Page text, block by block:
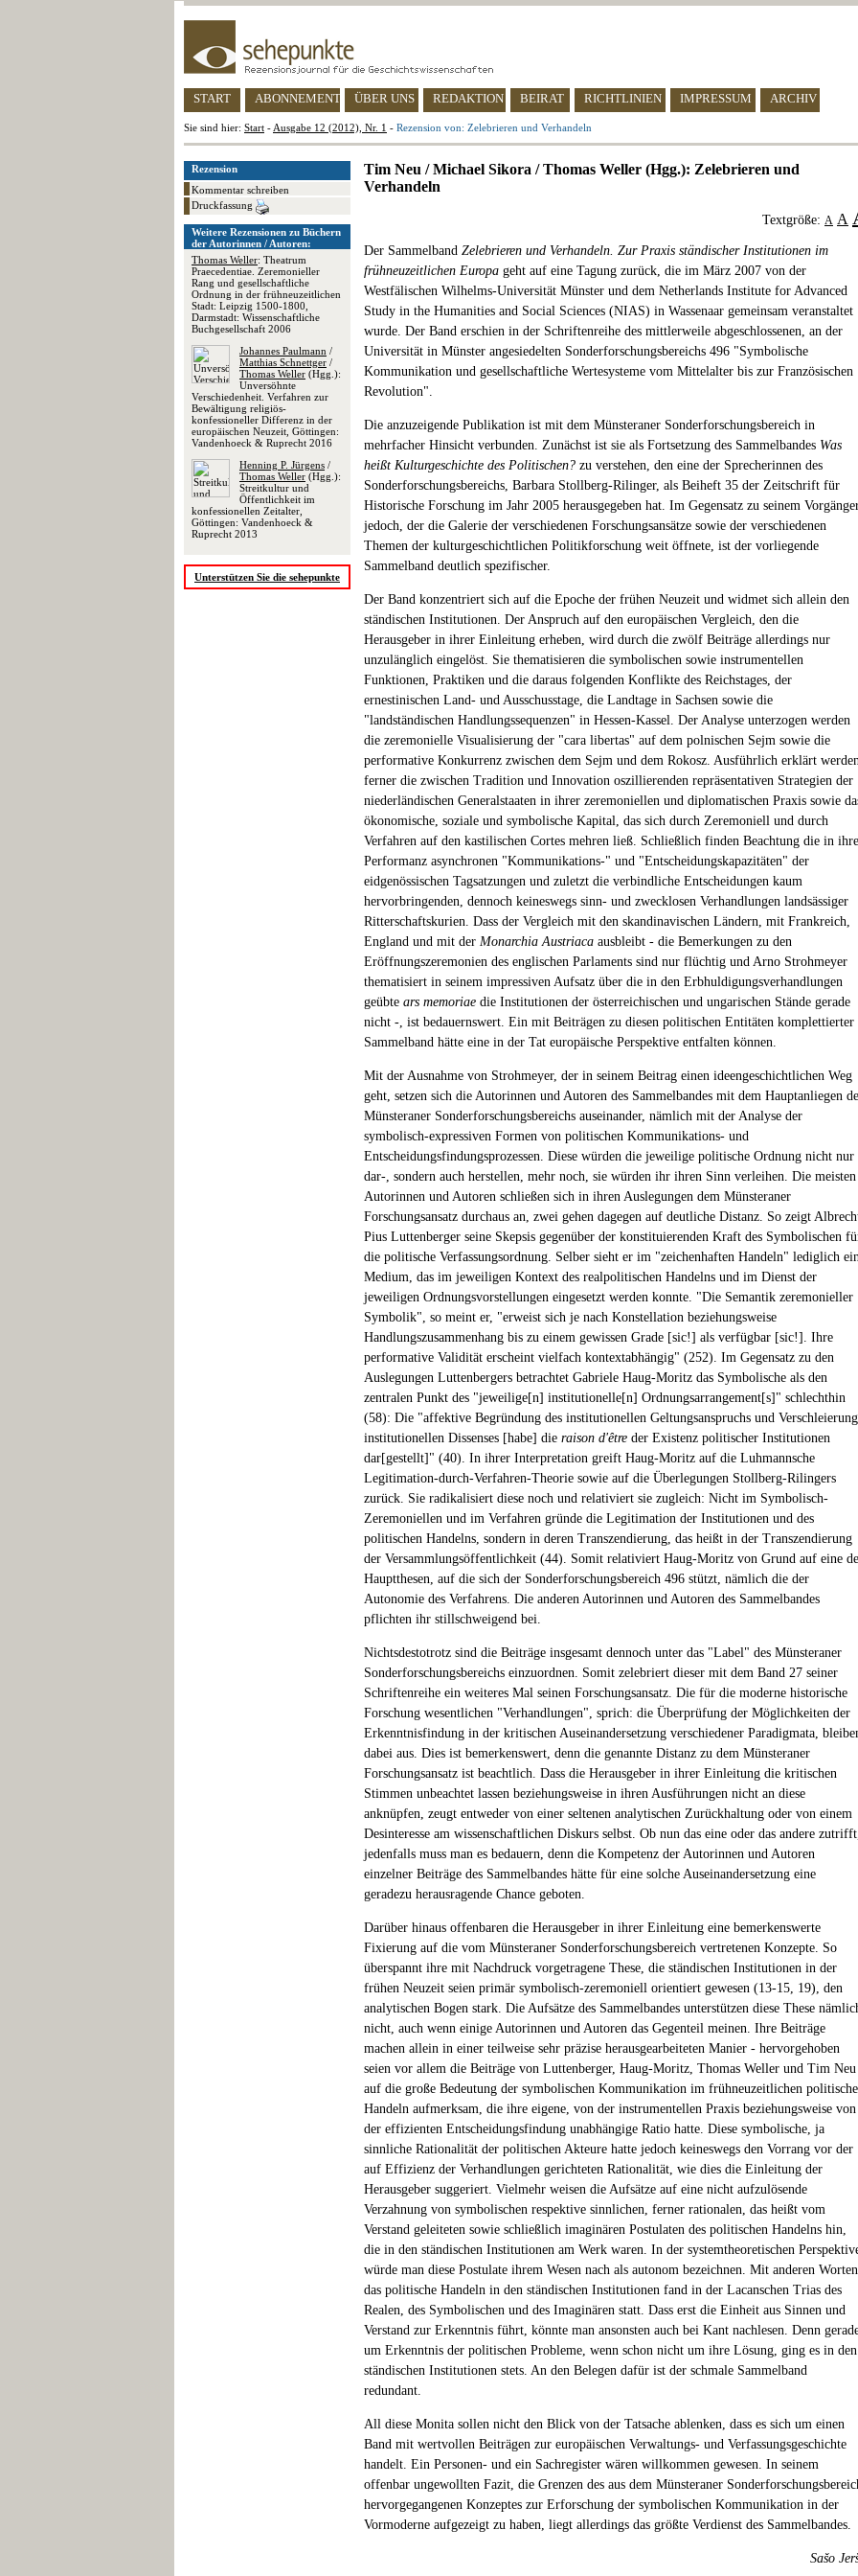
START ABONNEMENT ÜBER UNS REDAKTION BEIRAT RICHTLINIEN IMPRESSUM ARCHIV
Sie sind hier: Start - Ausgabe 12 (2012), Nr. 1 - Rezension von: Zelebrieren und Verhandeln
Rezension
Kommentar schreiben
Druckfassung
Weitere Rezensionen zu Büchern
der Autorinnen / Autoren:
Thomas Weller: Theatrum
Praecedentiae. Zeremonieller
Rang und gesellschaftliche
Ordnung in der frühneuzeitlichen
Stadt: Leipzig 1500-1800,
Darmstadt: Wissenschaftliche
Buchgesellschaft 2006
Johannes Paulmann /
Matthias Schnettger /
Thomas Weller (Hgg.):
Unversöhnte
Verschiedenheit. Verfahren zur
Bewältigung religiös-
konfessioneller Differenz in der
europäischen Neuzeit, Göttingen:
Vandenhoeck & Ruprecht 2016
Henning P. Jürgens /
Thomas Weller (Hgg.):
Streitkultur und
Öffentlichkeit im
konfessionellen Zeitalter,
Göttingen: Vandenhoeck &
Ruprecht 2013
Unterstützen Sie die sehepunkte
Tim Neu / Michael Sikora / Thomas Weller (Hgg.): Zelebrieren und
Verhandeln
Textgröße: A A
Der Sammelband Zelebrieren und Verhandeln. Zur Praxis ständischer Institutionen im
frühneuzeitlichen Europa geht auf eine Tagung zurück, die im März 2007 von der
Westfälischen Wilhelms-Universität Münster und dem Netherlands Institute for Advanced
Study in the Humanities and Social Sciences (NIAS) in Wassenaar gemeinsam veranstaltet
wurde. Der Band erschien in der Schriftenreihe des mittlerweile abgeschlossenen, an der
Universität in Münster angesiedelten Sonderforschungsbereichs 496 "Symbolische
Kommunikation und gesellschaftliche Wertesysteme vom Mittelalter bis zur Französischen
Revolution".
Die anzuzeigende Publikation ist mit dem Münsteraner Sonderforschungsbereich in
mehrfacher Hinsicht verbunden. Zunächst ist sie als Fortsetzung des Sammelbandes Was
heißt Kulturgeschichte des Politischen? zu verstehen, den eine der Sprecherinnen des
Sonderforschungsbereichs, Barbara Stollberg-Rilinger, als Beiheft 35 der Zeitschrift für
Historische Forschung im Jahr 2005 herausgegeben hat. Im Gegensatz zu seinem
jedoch, der die Galerie der verschiedenen Forschungsansätze sowie der verschiedenen
Themen der kulturgeschichtlichen Politikforschung weit öffnete, ist der vorliegende
Sammelband deutlich spezifischer.
Der Band konzentriert sich auf die Epoche der frühen Neuzeit und widmet sich allein den
ständischen Institutionen. Der Anspruch auf den europäischen Vergleich, den die
Herausgeber in ihrer Einleitung erheben, wird durch die zwölf Beiträge allerdings nur
unzulänglich eingelöst. Sie thematisieren die symbolischen sowie instrumentellen
Funktionen, Praktiken und die daraus folgenden Konflikte des Reichstages, der
ernestinischen Land- und Ausschusstage, die Landtage in Sachsen sowie die
"landständischen Handlungssequenzen" in Hessen-Kassel. Der Analyse unterzogen werden
die zeremonielle Visualisierung der "cara libertas" auf dem polnischen Sejm sowie die
performative Konkurrenz zwischen dem Sejm und dem Rokosz. Ausführlich erklärt
ferner die zwischen Tradition und Innovation oszillierenden repräsentativen Strategien der
niederländischen Generalstaaten in ihrer zeremoniellen und diplomatischen Praxis sowie
ökonomische, soziale und symbolische Kapital, das sich durch Zeremoniell und durch
Verfahren auf den kastilischen Cortes mehren ließ. Schließlich finden Beachtung die in
Performanz asynchronen "Kommunikations-" und "Entscheidungskapazitäten" der
eidgenössischen Tagsatzungen und zuletzt die verbindliche Entscheidungen kaum
hervorbringenden, dennoch keineswegs sinn- und zwecklosen Verhandlungen landsässiger
Ritterschaftskurien. Dass der Vergleich mit den skandinavischen Ländern, mit Frankreich,
England und mit der Monarchia Austriaca ausbleibt - die Bemerkungen zu den
Eröffnungszeremonien des englischen Parlaments sind nur flüchtig und Arno Strohmeyer
thematisiert in seinem impressiven Aufsatz über die in den Erbhuldigungsverhandlungen
geübte ars memoriae die Institutionen der österreichischen und ungarischen Stände gerade
nicht -, ist bedauernswert. Ein mit Beiträgen zu diesen politischen Entitäten komplettierter
Sammelband hätte eine in der Tat europäische Perspektive entfalten können.
Mit der Ausnahme von Strohmeyer, der in seinem Beitrag einen ideengeschichtlichen Weg
geht, setzen sich die Autorinnen und Autoren des Sammelbandes mit dem Hauptanliegen
Münsteraner Sonderforschungsbereichs auseinander, nämlich mit der Analyse der
symbolisch-expressiven Formen von politischen Kommunikations- und
Entscheidungsfindungsprozessen. Diese würden die jeweilige politische Ordnung nicht nur
dar-, sondern auch herstellen, mehr noch, sie würden ihr ihren Sinn verleihen. Die meisten
Autorinnen und Autoren schließen sich in ihren Auslegungen dem Münsteraner
Forschungsansatz durchaus an, zwei gehen dagegen auf deutliche Distanz. So zeigt
Pius Luttenberger seine Skepsis gegenüber der konstituierenden Kraft des Symbolischen
die politische Verfassungsordnung. Selber sieht er im "zeichenhaften Handeln" lediglich
Medium, das im jeweiligen Kontext des realpolitischen Handelns und im Dienst der
jeweiligen Ordnungsvorstellungen eingesetzt werden konnte. "Die Semantik zeremonieller
Symbolik", so meint er, "erweist sich je nach Konstellation beziehungsweise
Handlungszusammenhang bis zu einem gewissen Grade [sic!] als verfügbar [sic!]. Ihre
performative Validität erscheint vielfach kontextabhängig" (252). Im Gegensatz zu den
Auslegungen Luttenbergers betrachtet Gabriele Haug-Moritz das Symbolische als den
zentralen Punkt des "jeweilige[n] institutionelle[n] Ordnungsarrangement[s]" schlechthin
(58): Die "affektive Begründung des institutionellen Geltungsanspruchs und Verschleierung
institutionellen Dissenses [habe] die raison d'être der Existenz politischer Institutionen
dar[gestellt]" (40). In ihrer Interpretation greift Haug-Moritz auf die Luhmannsche
Legitimation-durch-Verfahren-Theorie sowie auf die Überlegungen Stollberg-Rilingers
zurück. Sie radikalisiert diese noch und relativiert sie zugleich: Nicht im Symbolisch-
Zeremoniellen und im Verfahren gründe die Legitimation der Institutionen und des
politischen Handelns, sondern in deren Transzendierung, das heißt in der Transzendierung
der Versammlungsöffentlichkeit (44). Somit relativiert Haug-Moritz von Grund auf eine
Hauptthesen, auf die sich der Sonderforschungsbereich 496 stützt, nämlich die der
Autonomie des Verfahrens. Die anderen Autorinnen und Autoren des Sammelbandes
pflichten ihr stillschweigend bei.
Nichtsdestotrotz sind die Beiträge insgesamt dennoch unter das "Label" des Münsteraner
Sonderforschungsbereichs einzuordnen. Somit zelebriert dieser mit dem Band 27 seiner
Schriftenreihe ein weiteres Mal seinen Forschungsansatz. Die für die moderne historische
Forschung wesentlichen "Verhandlungen", sprich: die Überprüfung der Möglichkeiten der
Erkenntnisfindung in der kritischen Auseinandersetzung verschiedener Paradigmata,
dabei aus. Dies ist bemerkenswert, denn die genannte Distanz zu dem Münsteraner
Forschungsansatz ist beachtlich. Dass die Herausgeber in ihrer Einleitung die kritischen
Stimmen unbeachtet lassen beziehungsweise in ihren Ausführungen nicht an diese
anknüpfen, zeugt entweder von einer seltenen analytischen Zurückhaltung oder von einem
Desinteresse am wissenschaftlichen Diskurs selbst. Ob nun das eine oder das andere
jedenfalls muss man es bedauern, denn die Kompetenz der Autorinnen und Autoren
einzelner Beiträge des Sammelbandes hätte für eine solche Auseinandersetzung eine
geradezu herausragende Chance geboten.
Darüber hinaus offenbaren die Herausgeber in ihrer Einleitung eine bemerkenswerte
Fixierung auf die vom Münsteraner Sonderforschungsbereich vertretenen Konzepte. So
überspannt ihre mit Nachdruck vorgetragene These, die ständischen Institutionen in der
frühen Neuzeit seien primär symbolisch-zeremoniell orientiert gewesen (13-15, 19), den
analytischen Bogen stark. Die Aufsätze des Sammelbandes unterstützen diese These
nicht, auch wenn einige Autorinnen und Autoren das Gegenteil meinen. Ihre Beiträge
machen allein in einer teilweise sehr präzise herausgearbeiteten Manier - hervorgehoben
seien vor allem die Beiträge von Luttenberger, Haug-Moritz, Thomas Weller und Tim
auf die große Bedeutung der symbolischen Kommunikation im frühneuzeitlichen
Handeln aufmerksam, die ihre eigene, von der instrumentellen Praxis beziehungsweise von
der effizienten Entscheidungsfindung unabhängige Ratio hatte. Diese symbolische, ja
sinnliche Rationalität der politischen Akteure hatte jedoch keineswegs den Vorrang vor der
auf Effizienz der Verhandlungen gerichteten Rationalität, wie dies die Einleitung der
Herausgeber suggeriert. Vielmehr weisen die Aufsätze auf eine nicht aufzulösende
Verzahnung von symbolischen respektive sinnlichen, ferner rationalen, das heißt vom
Verstand geleiteten sowie schließlich imaginären Postulaten des politischen Handelns hin,
die in den ständischen Institutionen am Werk waren. In der systemtheoretischen
würde man diese Postulate ihrem Wesen nach als autonom bezeichnen. Mit anderen
das politische Handeln in den ständischen Institutionen fand in der Lacanschen Trias des
Realen, des Symbolischen und des Imaginären statt. Dass erst die Einheit aus Sinnen und
Verstand zur Erkenntnis führt, könnte man ansonsten auch bei Kant nachlesen. Denn
um Erkenntnis der politischen Probleme, wenn schon nicht um ihre Lösung, ging es in den
ständischen Institutionen stets. An den Belegen dafür ist der schmale Sammelband
redundant.
All diese Monita sollen nicht den Blick von der Tatsache ablenken, dass es sich um einen
Band mit wertvollen Beiträgen zur europäischen Verwaltungs- und Verfassungsgeschichte
handelt. Ein Personen- und ein Sachregister wären willkommen gewesen. In seinem
offenbar ungewollten Fazit, die Grenzen des aus dem Münsteraner
hervorgegangenen Konzeptes zur Erforschung der symbolischen Kommunikation in der
Vormoderne aufgezeigt zu haben, liegt allerdings das größte Verdienst des Sammelbandes.
Sašo